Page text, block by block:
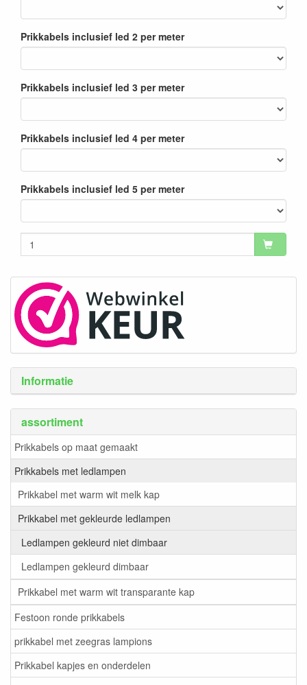
Informatie
assortiment
Prikkabels op maat gemaakt
Prikkabels met ledlampen
Prikkabel met warm wit melk kap
Prikkabel met gekleurde ledlampen
Ledlampen gekleurd niet dimbaar
Ledlampen gekleurd dimbaar
Prikkabel met warm wit transparante kap
Festoon ronde prikkabels
prikkabel met zeegras lampions
Prikkabel kapjes en onderdelen
Prikkabels inclusief led 2 per meter
Prikkabels inclusief led 3 per meter
Prikkabels inclusief led 4 per meter
Prikkabels inclusief led 5 per meter